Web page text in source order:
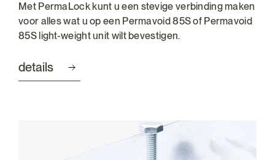
Met PermaLock kunt u een stevige verbinding maken
voor alles wat u op een Permavoid 85S of Permavoid
85S light-weight unit wilt bevestigen.
details